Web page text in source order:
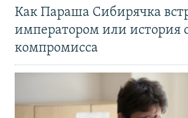
Как Параша Сибирячка
императором или история
компромисса